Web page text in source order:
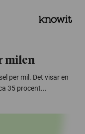
milen
per mil. Det visar en
35 procent...